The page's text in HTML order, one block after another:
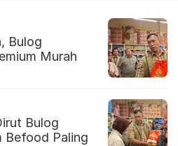
Bulog
Murah
Bulog
Befood Paling